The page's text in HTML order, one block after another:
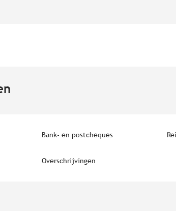
Bank- en postcheques
Overschrijvingen